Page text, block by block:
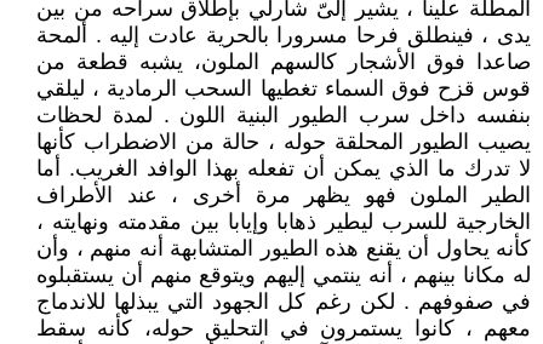
المطلة علينا ، يشير إلیّ شارلي بإطلاق سراحه من بين
يدى ، فينطلق فرحا مسرورا بالحرية عادت إليه . ألمحة
صاعدا فوق الأشجار كالسهم الملون، يشبه قطعة من
قوس قزح فوق السماء تغطيها السحب الرمادية ، ليلقي
بنفسه داخل سرب الطيور البنية اللون . لمدة لحظات
يصيب الطيور المحلقة حوله ، حالة من الاضطراب كأنها
لا تدرك ما الذي يمكن أن تفعله بهذا الوافد الغريب. أما
الطير الملون فهو يظهر مرة أخرى ، عند الأطراف
الخارجية للسرب ليطير ذهابا وإيابا بين مقدمته ونهايته ،
كأنه يحاول أن يقنع هذه الطيور المتشابهة أنه منهم ، وأن
له مكانا بينهم ، أنه ينتمي إليهم ويتوقع منهم أن يستقبلوه
في صفوفهم . لكن رغم كل الجهود التي يبذلها للاندماج
معهم ، كانوا يستمرون في التحليق حوله، كأنه سقط